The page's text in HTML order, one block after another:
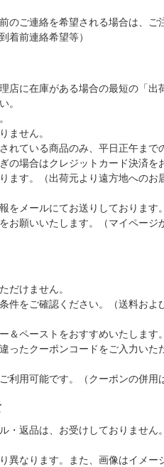
のご連絡を希望される場合は、ご
着前連絡希望等）
店に在庫がある場合の最短の「
。
ません。
れている商品のみ、平日正午まで
の場合はクレジットカード決済を
ます。（出荷元より遠方地へのお
をメールにてお送りしております
お願いいたします。（マイページ
だけません。
件をご確認ください。（送料およ
＆ペーストをおすすめいたします
ったクーポンコードをご入力いた
利用可能です。（クーポンの併用
・返品は、お受けしておりません
異なります。また、画像はイメー